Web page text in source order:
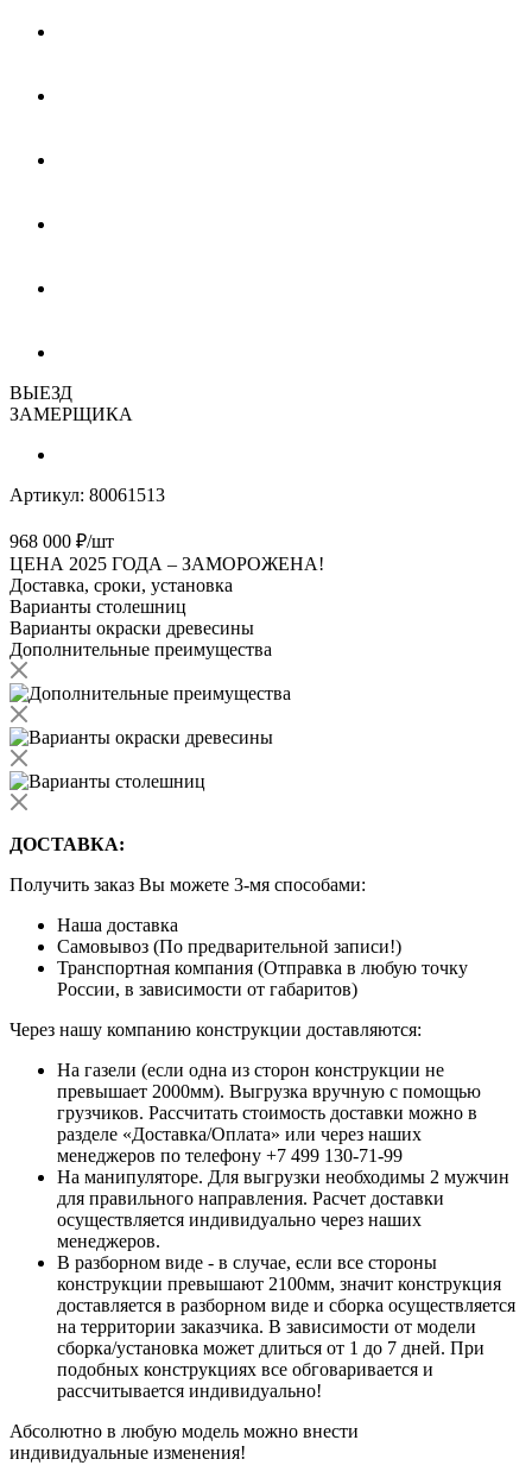
ВЫЕЗД
ЗАМЕРЩИКА
Артикул: 80061513
968 000 ₽/шт
ЦЕНА 2025 ГОДА – ЗАМОРОЖЕНА!
Доставка, сроки, установка
Варианты столешниц
Варианты окраски древесины
Дополнительные преимущества
ДОСТАВКА:
Получить заказ Вы можете 3-мя способами:
Наша доставка
Самовывоз (По предварительной записи!)
Транспортная компания (Отправка в любую точку
России, в зависимости от габаритов)
Через нашу компанию конструкции доставляются:
На газели (если одна из сторон конструкции не
превышает 2000мм). Выгрузка вручную с помощью
грузчиков. Рассчитать стоимость доставки можно в
разделе «Доставка/Оплата» или через наших
менеджеров по телефону +7 499 130-71-99
На манипуляторе. Для выгрузки необходимы 2 мужчин
для правильного направления. Расчет доставки
осуществляется индивидуально через наших
менеджеров.
В разборном виде - в случае, если все стороны
конструкции превышают 2100мм, значит конструкция
доставляется в разборном виде и сборка осуществляется
на территории заказчика. В зависимости от модели
сборка/установка может длиться от 1 до 7 дней. При
подобных конструкциях все обговаривается и
рассчитывается индивидуально!
Абсолютно в любую модель можно внести
индивидуальные изменения!